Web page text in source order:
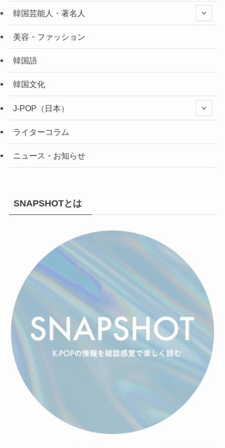
韓国芸能人・著名人
美容・ファッション
韓国語
韓国文化
J-POP（日本）
ライターコラム
ニュース・お知らせ
SNAPSHOTとは